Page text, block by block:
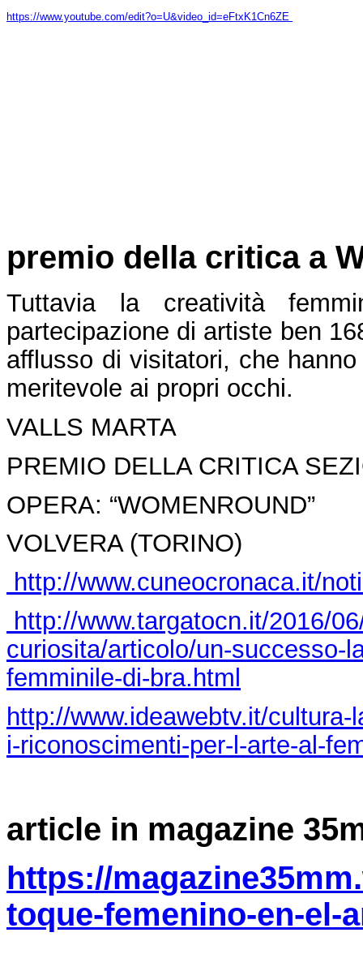
https://www.youtube.com/edit?o=U&video_id=eFtxK1Cn6ZE
premio della critica a
Tuttavia la creatività
partecipazione di artiste ben
afflusso di visitatori, che
meritevole ai propri occhi.
VALLS MARTA
PREMIO DELLA CRITICA
OPERA: “WOMENROUND”
VOLVERA (TORINO)
http://www.cuneocronaca.it/
http://www.targatocn.it/2016/
curiosita/articolo/un-successo-
femminile-di-bra.html
http://www.ideawebtv.it/
i-riconoscimenti-per-l-arte-al-
article in magazine
https://
toque-femenino-en-el-